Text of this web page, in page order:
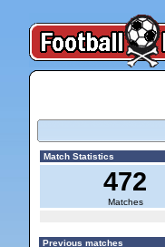
Match Statistics
472
Matches
Previous matches